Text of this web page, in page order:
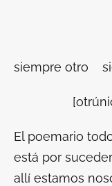
siempre otro
[
El poemario
está por
allí estamos